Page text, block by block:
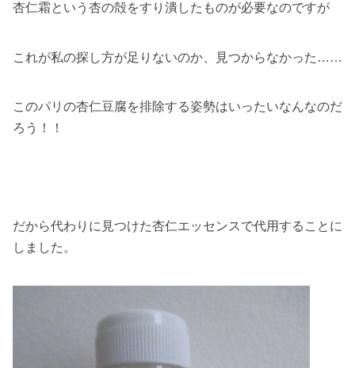
杏仁霜という杏の殻をすり潰したものが必要なのですが
これが私の探し方が足りないのか、見つからなかった……
このパリの杏仁豆腐を排除する姿勢はいったいなんなのだ
ろう！！
だから代わりに見つけた杏仁エッセンスで代用することに
しました。